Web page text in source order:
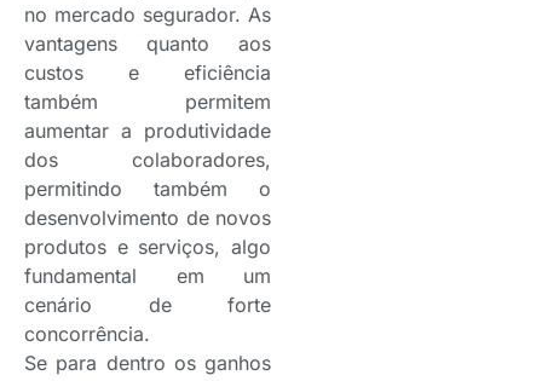
no mercado segurador. As
vantagens quanto aos
custos e eficiência
também permitem
aumentar a produtividade
dos colaboradores,
permitindo também o
desenvolvimento de novos
produtos e serviços, algo
fundamental em um
cenário de forte
concorrência.
Se para dentro os ganhos